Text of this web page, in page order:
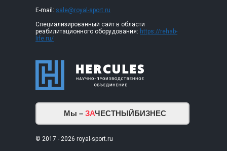
E-mail: sale@royal-sport.ru
Специализированный сайт в области
реабилитационного оборудования: https://rehab-
life.ru/
Мы – ЗАЧЕСТНЫЙБИЗНЕС
© 2017 - 2026 royal-sport.ru